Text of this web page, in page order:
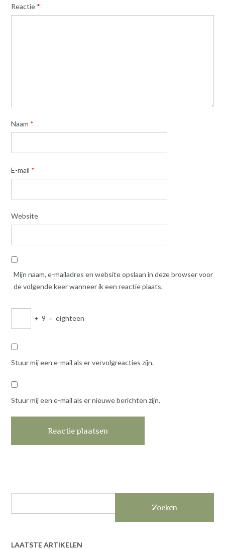
Reactie *
Naam *
E-mail *
Website
Mijn naam, e-mailadres en website opslaan in deze browser voor
de volgende keer wanneer ik een reactie plaats.
+ 9 = eighteen
Stuur mij een e-mail als er vervolgreacties zijn.
Stuur mij een e-mail als er nieuwe berichten zijn.
Zoeken
LAATSTE ARTIKELEN